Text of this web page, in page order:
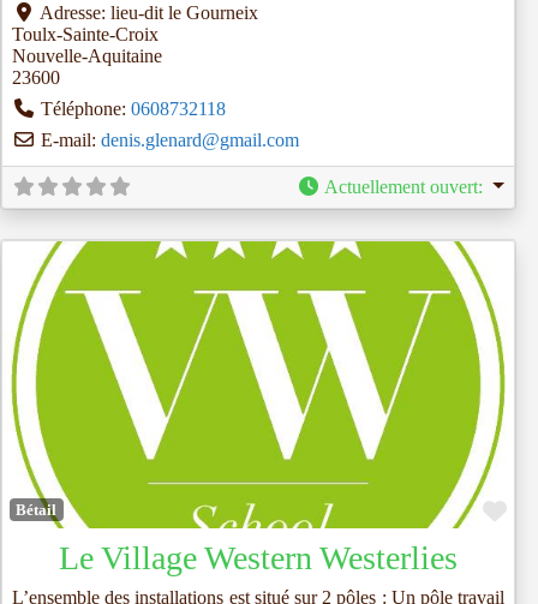
Adresse: lieu-dit le Gourneix
Toulx-Sainte-Croix
Nouvelle-Aquitaine
23600
Téléphone: 0608732118
E-mail: denis.glenard@gmail.com
Actuellement ouvert:
Bétail
Le Village Western Westerlies
L’ensemble des installations est situé sur 2 pôles : Un pôle travail